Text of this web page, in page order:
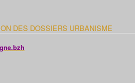
DES DOSSIERS URBANISME